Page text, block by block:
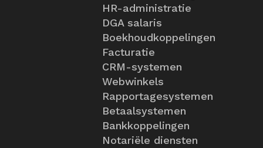
HR-administratie
DGA salaris
Boekhoudkoppelingen
Facturatie
CRM-systemen
Webwinkels
Rapportagesystemen
Betaalsystemen
Bankkoppelingen
Notariële diensten